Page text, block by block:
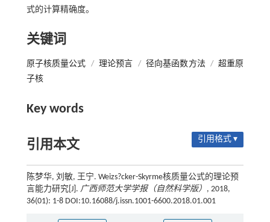
式的计算精确度。
关键词
原子核质量公式 / 理论预言 / 径向基函数方法 / 超重原
子核
Key words
引用本文 引用格式 ▾
陈梦华, 刘敏, 王宁. Weizs?cker-Skyrme核质量公式的理论预
言能力研究[J]. 广西师范大学学报（自然科学版） , 2018,
36(01): 1-8 DOI:10.16088/j.issn.1001-6600.2018.01.001